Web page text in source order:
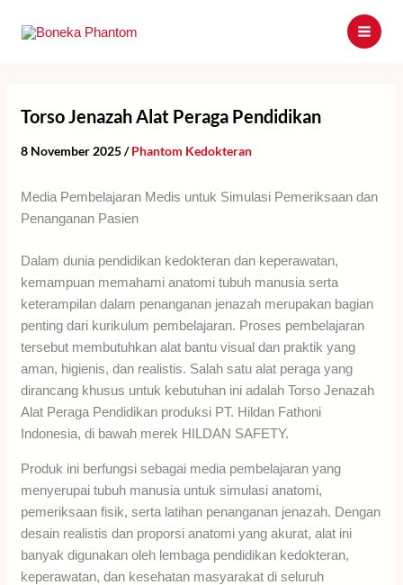
Torso Jenazah Alat Peraga Pendidikan
8 November 2025/Phantom Kedokteran
Media Pembelajaran Medis untuk Simulasi Pemeriksaan dan
Penanganan Pasien
Dalam dunia pendidikan kedokteran dan keperawatan,
kemampuan memahami anatomi tubuh manusia serta
keterampilan dalam penanganan jenazah merupakan bagian
penting dari kurikulum pembelajaran. Proses pembelajaran
tersebut membutuhkan alat bantu visual dan praktik yang
aman, higienis, dan realistis. Salah satu alat peraga yang
dirancang khusus untuk kebutuhan ini adalah Torso Jenazah
Alat Peraga Pendidikan produksi PT. Hildan Fathoni
Indonesia, di bawah merek HILDAN SAFETY.
Produk ini berfungsi sebagai media pembelajaran yang
menyerupai tubuh manusia untuk simulasi anatomi,
pemeriksaan fisik, serta latihan penanganan jenazah. Dengan
desain realistis dan proporsi anatomi yang akurat, alat ini
banyak digunakan oleh lembaga pendidikan kedokteran,
keperawatan, dan kesehatan masyarakat di seluruh